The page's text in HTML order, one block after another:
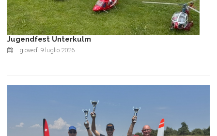
Jugendfest Unterkulm
giovedì 9 luglio 2026